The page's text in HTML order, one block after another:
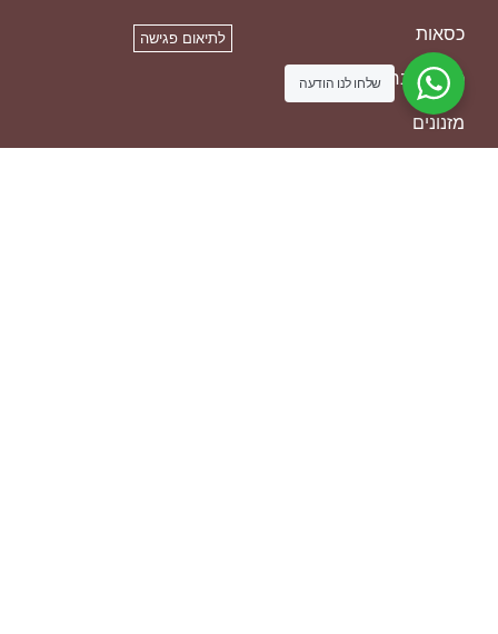
לתיאום פגישה כסאות
כסאות בר
מזנונים
שלחו לנו הודעה